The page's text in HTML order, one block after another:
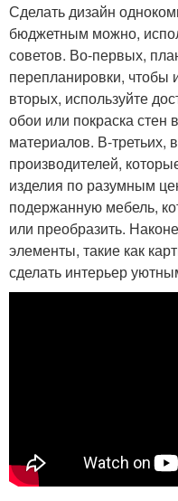
Сделать дизайн
бюджетным можно,
советов. Во-первых,
перепланировки, чтобы
вторых, используйте
обои или покраска стен
материалов. В-третьих,
производителей,
изделия по разумным
подержанную мебель,
или преобразить.
элементы, такие как
сделать интерьер